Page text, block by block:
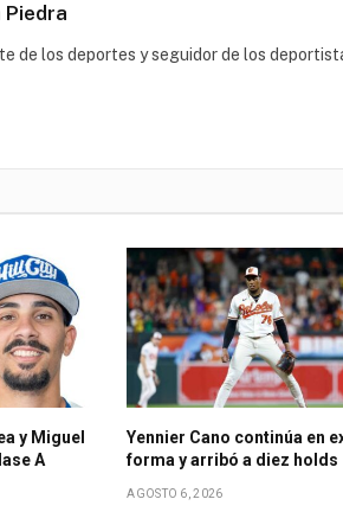
Piedra
de los deportes y seguidor de los
y Miguel
A
Yennier Cano continúa en
forma y arribó a diez holds
AGOSTO 6, 2026